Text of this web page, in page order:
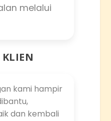
melalui
kami hampir
dan kembali